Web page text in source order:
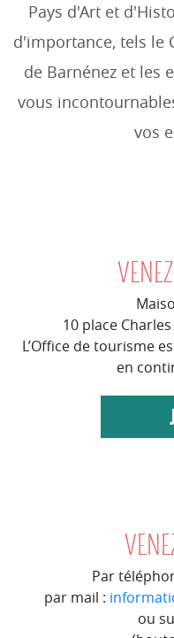
Pays d'Art et
d'importance, tels le
de Barnénez et les
vous
vos
10 place
L’Office de tourisme
en
Par
par mail :
ou